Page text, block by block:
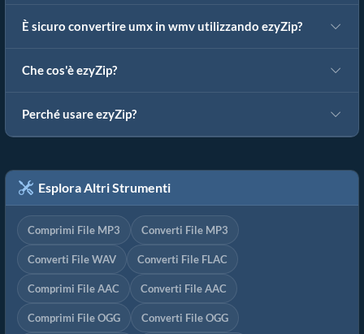
È sicuro convertire umx in wmv utilizzando ezyZip?
Che cos'è ezyZip?
Perché usare ezyZip?
Esplora Altri Strumenti
Comprimi File MP3 Converti File MP3
Converti File WAV Converti File FLAC
Comprimi File AAC Converti File AAC
Comprimi File OGG Converti File OGG